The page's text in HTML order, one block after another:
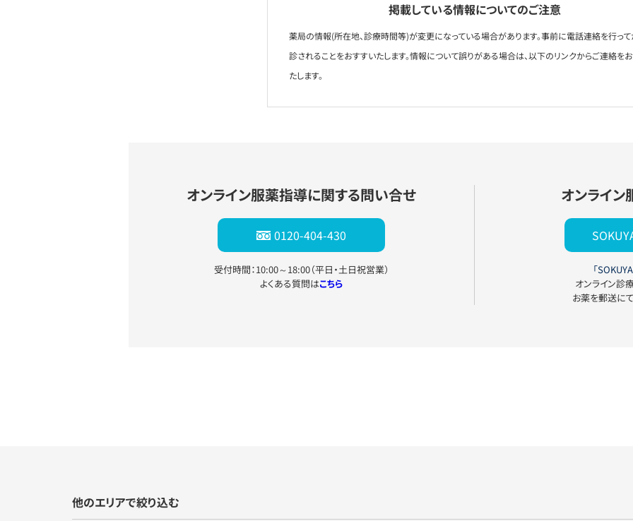
掲載している情報についてのご注意
薬局の情報(所在地、診療時間等)が変更になっている場合があります。事前に電話連絡を行っ
診されることをおすすいたします。情報について誤りがある場合は、以下のリンクからご連絡を
たします。
オンライン服薬指導に関する問い合せ
0120-404-430
受付時間：10:00～18:00（平日・土日祝営業）
よくある質問はこちら
オンライ
「
オンライン診
お薬を郵送に
他のエリアで絞り込む